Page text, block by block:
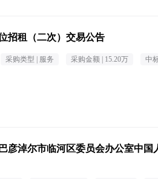
招租（二次）交易公告
采购类型 | 服务 采购金额 | 15.20万 中
彦淖尔市临河区委员会办公室中